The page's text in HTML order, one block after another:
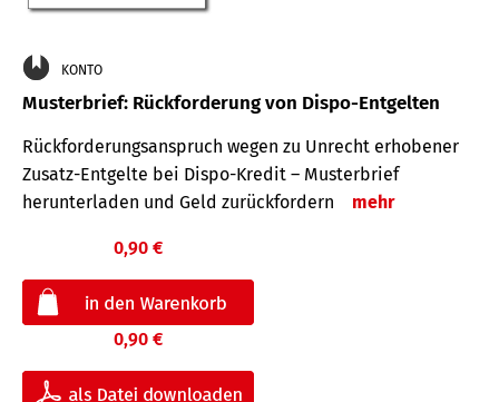
KONTO
Musterbrief: Rückforderung von Dispo-Entgelten
Rückforderungsanspruch wegen zu Unrecht erhobener
Zusatz-Entgelte bei Dispo-Kredit – Musterbrief
herunterladen und Geld zurückfordern
mehr
0,90 €
0,90 €